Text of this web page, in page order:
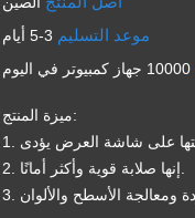
موعد التسليم 3-5 أيام
10000 جهاز كمبيوتر في اليوم
ميزة المنتج: